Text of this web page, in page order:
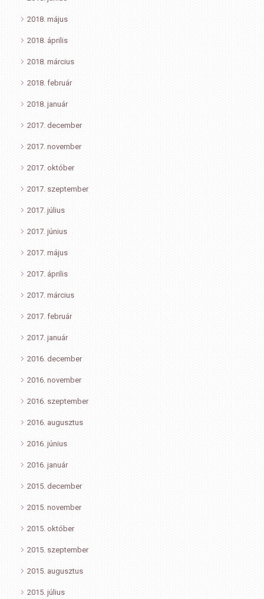
2018. május
2018. április
2018. március
2018. február
2018. január
2017. december
2017. november
2017. október
2017. szeptember
2017. július
2017. június
2017. május
2017. április
2017. március
2017. február
2017. január
2016. december
2016. november
2016. szeptember
2016. augusztus
2016. június
2016. január
2015. december
2015. november
2015. október
2015. szeptember
2015. augusztus
2015. július